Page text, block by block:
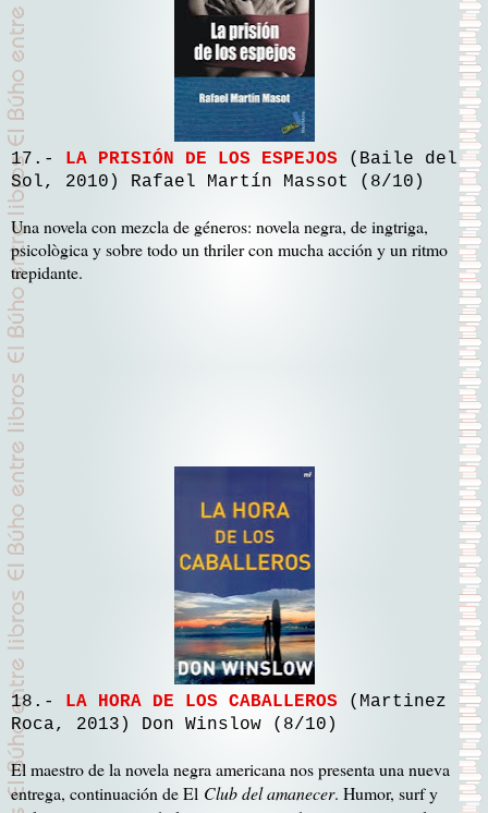
17.- LA PRISIÓN DE LOS ESPEJOS (Baile del
Sol, 2010) Rafael Martín Massot (8/10)
Una novela con mezcla de géneros: novela negra, de ingtriga,
psicològica y sobre todo un thriler con mucha acción y un ritmo
trepidante.
18.- LA HORA DE LOS CABALLEROS (Martinez
Roca, 2013) Don Winslow (8/10)
El maestro de la novela negra americana nos presenta una nueva
entrega, continuación de El Club del amanecer. Humor, surf y